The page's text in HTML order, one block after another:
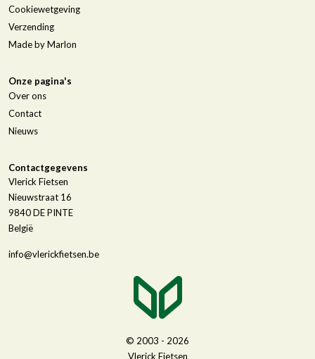
Cookiewetgeving
Verzending
Made by Marlon
Onze pagina's
Over ons
Contact
Nieuws
Contactgegevens
Vlerick Fietsen
Nieuwstraat 16
9840DE PINTE
België
info@vlerickfietsen.be
© 2003 - 2026
Vlerick Fietsen